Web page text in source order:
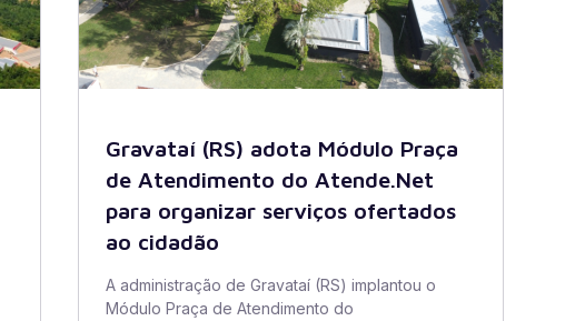
Gravataí (RS) adota Módulo Praça
de Atendimento do Atende.Net
para organizar serviços ofertados
ao cidadão
A administração de Gravataí (RS) implantou o
Módulo Praça de Atendimento do